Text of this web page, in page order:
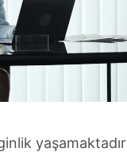
yaşamaktadır